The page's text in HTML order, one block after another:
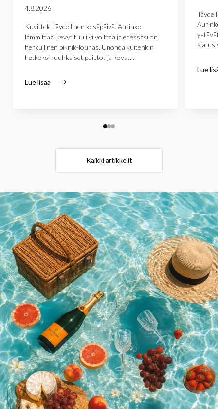
4.8.2026
Kuvittele täydellinen kesäpäivä. Aurinko
lämmittää, kevyt tuuli vilvoittaa ja edessäsi on
herkullinen piknik-lounas. Unohda kuitenkin
hetkeksi ruuhkaiset puistot ja kovat...
Lue lisää
ajatus
Lue
Kaikki artikkelit